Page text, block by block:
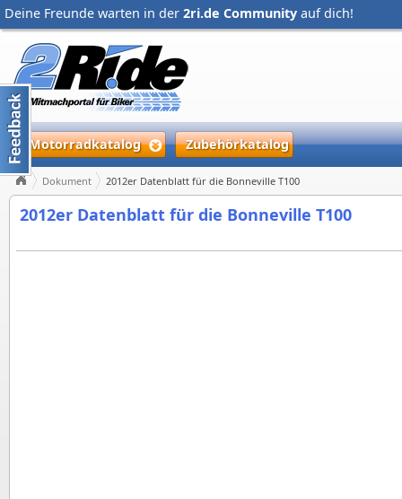
Deine Freunde warten in der 2ri.de Community auf dich!
Motorradkatalog Zubehörkatalog
Dokument 2012er Datenblatt für die Bonneville T100
2012er Datenblatt für die Bonneville T100